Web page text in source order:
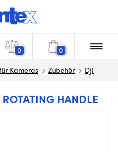
0 0
Kameras Zubehör DJI
HANDLE